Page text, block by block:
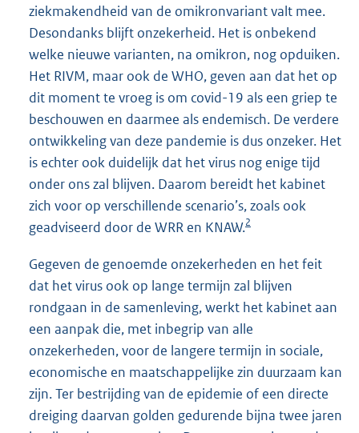
ziekmakendheid van de omikronvariant valt mee.
Desondanks blijft onzekerheid. Het is onbekend
welke nieuwe varianten, na omikron, nog opduiken.
Het RIVM, maar ook de WHO, geven aan dat het op
dit moment te vroeg is om covid-19 als een griep te
beschouwen en daarmee als endemisch. De verdere
ontwikkeling van deze pandemie is dus onzeker. Het
is echter ook duidelijk dat het virus nog enige tijd
onder ons zal blijven. Daarom bereidt het kabinet
zich voor op verschillende scenario’s, zoals ook
geadviseerd door de WRR en KNAW.2
Gegeven de genoemde onzekerheden en het feit
dat het virus ook op lange termijn zal blijven
rondgaan in de samenleving, werkt het kabinet aan
een aanpak die, met inbegrip van alle
onzekerheden, voor de langere termijn in sociale,
economische en maatschappelijke zin duurzaam kan
zijn. Ter bestrijding van de epidemie of een directe
dreiging daarvan golden gedurende bijna twee jaren